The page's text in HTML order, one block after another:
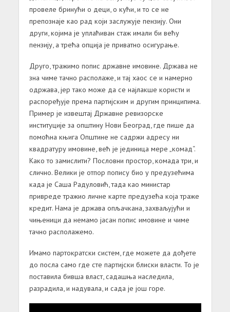
провеле бринући о деци, о кући, и то се не
препознаје као рад који заслужује пензију. Они
други, којима је уплаћиван стаж имали би већу
пензију, а трећа опција је приватно осигурање.
Друго, тражимо попис државне имовине. Држава не
зна чиме тачно располаже, и тај хаос се и намерно
одржава, јер тако може да се најлакше користи и
распоређује према партијским и другим принципима.
Пример је извештај Државне ревизорске
институције за општину Нови Београд, где пише да
помоћна књига Општине не садржи адресу ни
квадратуру имовине, већ је јединица мере „комад“.
Како то замислити? Пословни простор, комада три, и
слично. Велики је отпор попису био у предузећима
када је Саша Радуловић, тада као министар
привреде тражио личне карте предузећа која траже
кредит. Нама је држава опљачкана, захваљујући и
чињеници да немамо јасан попис имовине и чиме
тачно располажемо.
Имамо партократски систем, где можете да дођете
до посла само где сте партијски блиски власти. То је
поставила бивша власт, садашња наследила,
разрадила, и надувала, и сада је још горе.